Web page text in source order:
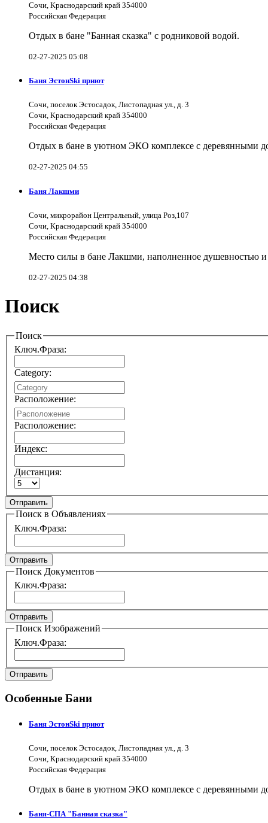
Сочи, Краснодарский край 354000
Российская Федерация
Отдых в бане "Банная сказка" с родниковой водой.
02-27-2025 05:08
Баня ЭстонSki приют
Сочи, поселок Эстосадок, Листопадная ул., д. 3
Сочи, Краснодарский край 354000
Российская Федерация
Отдых в бане в уютном ЭКО комплексе с деревянными
02-27-2025 04:55
Баня Лакшми
Сочи, микрорайон Центральный, улица Роз,107
Сочи, Краснодарский край 354000
Российская Федерация
Место силы в бане Лакшми, наполненное душевностью и
02-27-2025 04:38
Поиск
Поиск
Ключ.Фраза:
Category:
Расположение:
Расположение:
Индекс:
Дистанция:
Отправить
Поиск в Объявлениях
Ключ.Фраза:
Отправить
Поиск Документов
Ключ.Фраза:
Отправить
Поиск Изображений
Ключ.Фраза:
Отправить
Особенные Бани
Баня ЭстонSki приют
Сочи, поселок Эстосадок, Листопадная ул., д. 3
Сочи, Краснодарский край 354000
Российская Федерация
Отдых в бане в уютном ЭКО комплексе с деревянными
Баня-СПА "Банная сказка"